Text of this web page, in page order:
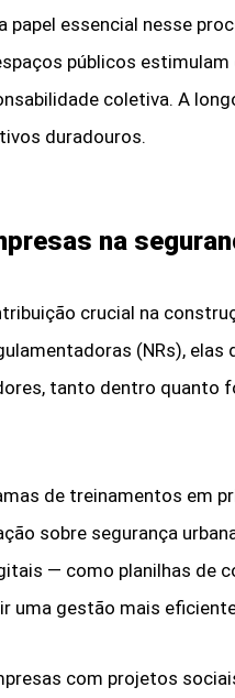
essencial nesse
públicos
coletiva. A
duradouros.
na
crucial na
(NRs), elas
tanto dentro quanto
de treinamentos em
sobre segurança
— como planilhas de
uma gestão mais
com projetos